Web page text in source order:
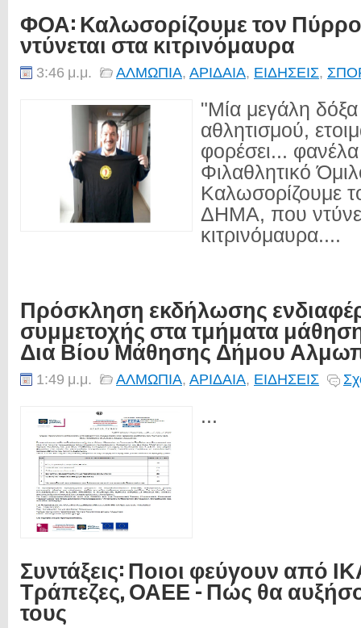
ΦΟΑ: Καλωσορίζουμε τον
ντύνεται στα κιτρινόμαυρα
3:46 μ.μ. ΑΛΜΩΠΙΑ, ΑΡΙΔΑΙΑ, ΕΙΔΗΣΕΙΣ,
"Μία μεγάλη
αθλητισμού,
φορέσει...
Φιλαθλητικό
Καλωσορίζουμε
ΔΗΜΑ, που
κιτρινόμαυρα....
Πρόσκληση εκδήλωσης
συμμετοχής στα τμήματα
Δια Βίου Μάθησης Δήμου
1:49 μ.μ. ΑΛΜΩΠΙΑ, ΑΡΙΔΑΙΑ, ΕΙΔΗΣΕΙΣ
...
Συντάξεις: Ποιοι φεύγουν από
Τράπεζες, ΟΑΕΕ - Πώς θα
τους